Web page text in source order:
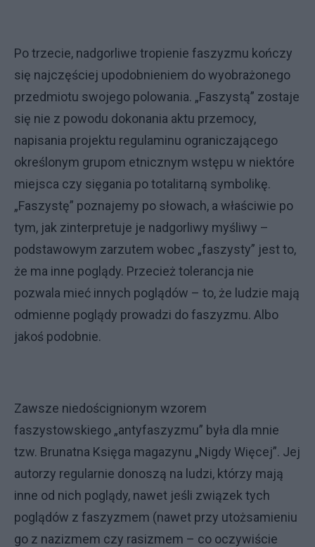
Po trzecie, nadgorliwe tropienie faszyzmu kończy
się najczęściej upodobnieniem do wyobrażonego
przedmiotu swojego polowania. „Faszystą” zostaje
się nie z powodu dokonania aktu przemocy,
napisania projektu regulaminu ograniczającego
określonym grupom etnicznym wstępu w niektóre
miejsca czy sięgania po totalitarną symbolikę.
„Faszystę” poznajemy po słowach, a właściwie po
tym, jak zinterpretuje je nadgorliwy myśliwy –
podstawowym zarzutem wobec „faszysty” jest to,
że ma inne poglądy. Przecież tolerancja nie
pozwala mieć innych poglądów – to, że ludzie mają
odmienne poglądy prowadzi do faszyzmu. Albo
jakoś podobnie.
Zawsze niedoścignionym wzorem
faszystowskiego „antyfaszyzmu” była dla mnie
tzw. Brunatna Księga magazynu „Nigdy Więcej”. Jej
autorzy regularnie donoszą na ludzi, którzy mają
inne od nich poglądy, nawet jeśli związek tych
poglądów z faszyzmem (nawet przy utożsamieniu
go z nazizmem czy rasizmem – co oczywiście